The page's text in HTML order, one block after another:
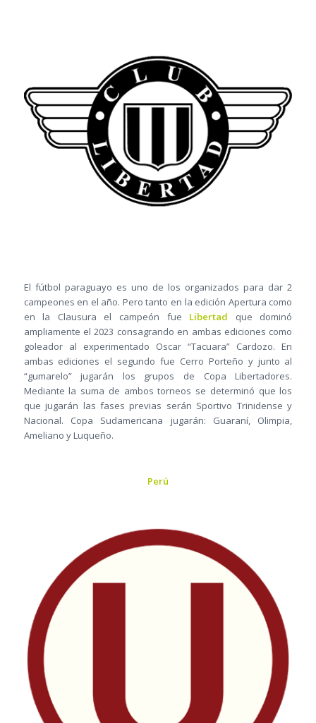
El fútbol paraguayo es uno de los organizados para dar 2
campeones en el año. Pero tanto en la edición Apertura como
en la Clausura el campeón fue Libertad que dominó
ampliamente el 2023 consagrando en ambas ediciones como
goleador al experimentado Oscar “Tacuara” Cardozo. En
ambas ediciones el segundo fue Cerro Porteño y junto al
“gumarelo” jugarán los grupos de Copa Libertadores.
Mediante la suma de ambos torneos se determinó que los
que jugarán las fases previas serán Sportivo Trinidense y
Nacional. Copa Sudamericana jugarán: Guaraní, Olimpia,
Ameliano y Luqueño.
Perú